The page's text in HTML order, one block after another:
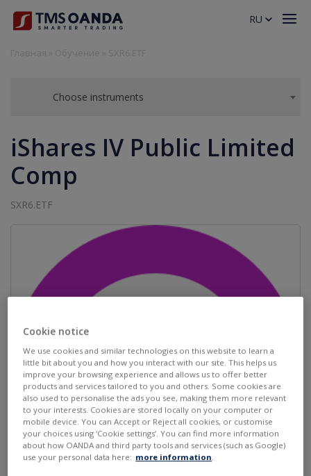
Choose instruments
iShares IV Public Limited
Comp
SXR6.ETF
RU
Cookie notice
We use cookies and similar technologies on this website to learn a
little bit about you and how you interact with our site. This helps us
improve your browsing experience and allows us to offer better
products and services tailored to you and others. Some cookies are
also used to personalise the ads you see, making them more relevant
to your interests. Cookies are stored locally on your computer or
mobile device. You can Accept or Reject all cookies, or customise
your choices using ‘Cookie settings’. You can find more information
about how OANDA and third party tools and services (such as Google)
use your personal data here: more information.